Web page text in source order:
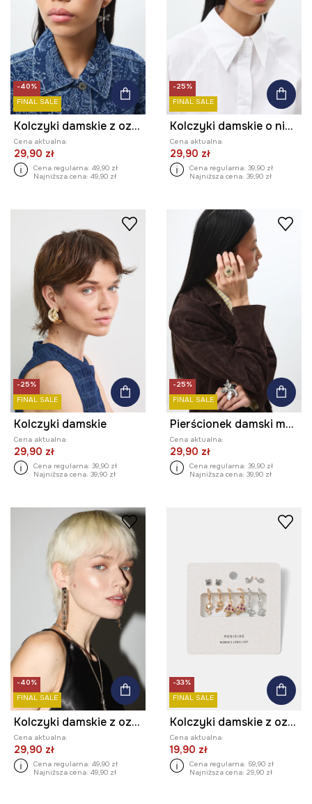
-40%
FINAL SALE
Kolczyki damskie z ozdobnymi kryształkami (3-pack)
Cena aktualna:
29,90 zł
Cena regularna: 49,90 zł
Najniższa cena: 49,90 zł
-25%
FINAL SALE
Kolczyki damskie o nieregularnym kształcie
Cena aktualna:
29,90 zł
Cena regularna: 39,90 zł
Najniższa cena: 39,90 zł
-25%
FINAL SALE
Kolczyki damskie
Cena aktualna:
29,90 zł
Cena regularna: 39,90 zł
Najniższa cena: 39,90 zł
-25%
FINAL SALE
Pierścionek damski metalowy ze spektrolitem
Cena aktualna:
29,90 zł
Cena regularna: 39,90 zł
Najniższa cena: 39,90 zł
-40%
FINAL SALE
Kolczyki damskie z ozdobnymi łańcuszkami
Cena aktualna:
29,90 zł
Cena regularna: 49,90 zł
Najniższa cena: 49,90 zł
-33%
FINAL SALE
Kolczyki damskie z ozdobnymi zawieszkami (5-pack)
Cena aktualna:
19,90 zł
Cena regularna: 59,90 zł
Najniższa cena: 29,90 zł